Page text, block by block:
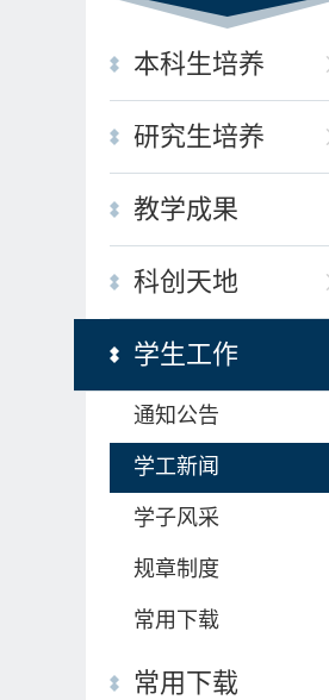
本科生培养
研究生培养
教学成果
科创天地
学生工作
通知公告
学工新闻
学子风采
规章制度
常用下载
常用下载